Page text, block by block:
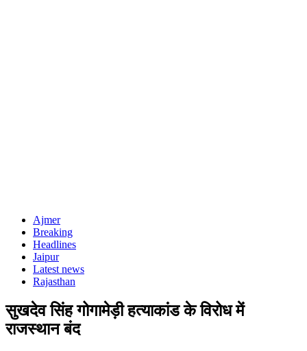
Ajmer
Breaking
Headlines
Jaipur
Latest news
Rajasthan
सुखदेव सिंह गोगामेड़ी हत्याकांड के विरोध में
राजस्थान बंद